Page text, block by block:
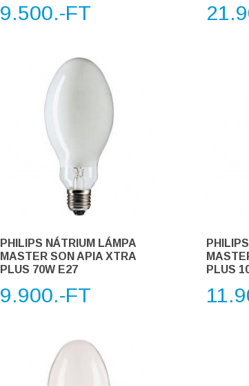
9.500.-FT
PHILIPS NÁTRIUM LÁMPA
MASTER SON APIA XTRA
PLUS 70W E27
9.900.-FT
PLUS